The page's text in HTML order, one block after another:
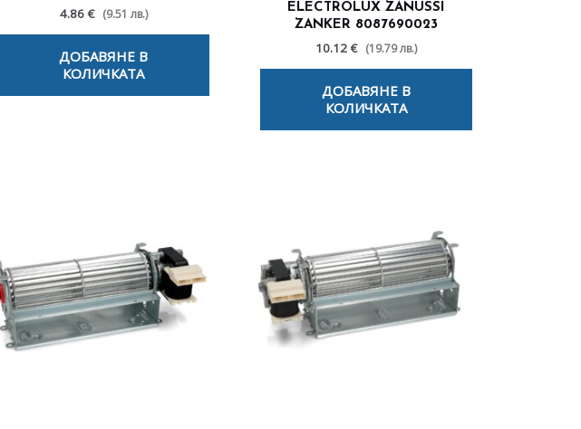
4.86 € (9.51 лв.)
ДОБАВЯНЕ В
КОЛИЧКАТА
ELECTROLUX ZANUSSI
ZANKER 8087690023
10.12 € (19.79 лв.)
ДОБАВЯНЕ В
КОЛИЧКАТА